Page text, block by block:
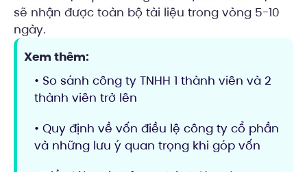
sẽ nhận được toàn bộ tài liệu trong vòng 5-10
ngày.
Xem thêm:
• So sánh công ty TNHH 1 thành viên và 2
thành viên trở lên
• Quy định về vốn điều lệ công ty cổ phần
và những lưu ý quan trọng khi góp vốn